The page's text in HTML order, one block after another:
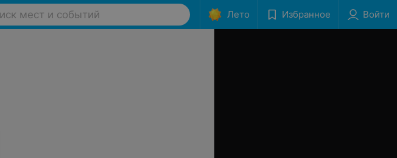
мест и событий Лето Избранное Войти